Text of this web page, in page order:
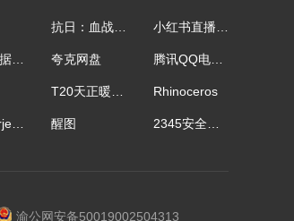
夸克网盘
Rhinoceros
醒图
渝公网安备50019002504313